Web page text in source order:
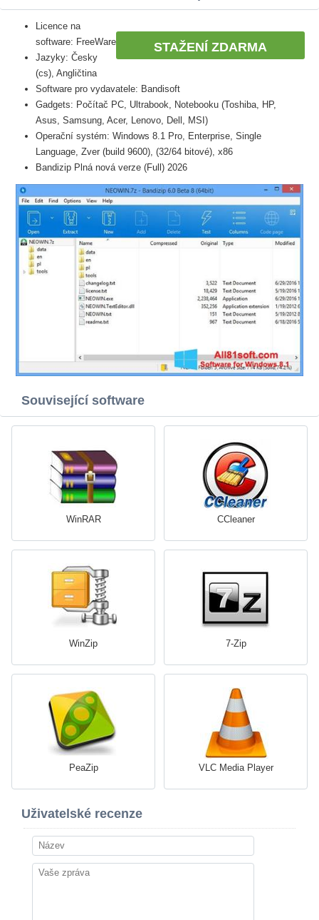
STAŽENÍ ZDARMA
Licence na
software: FreeWare
Jazyky: Česky
(cs), Angličtina
Software pro vydavatele: Bandisoft
Gadgets: Počítač PC, Ultrabook, Notebooku (Toshiba, HP,
Asus, Samsung, Acer, Lenovo, Dell, MSI)
Operační systém: Windows 8.1 Pro, Enterprise, Single
Language, Zver (build 9600), (32/64 bitové), x86
Bandizip Plná nová verze (Full) 2026
Související software
WinRAR CCleaner
WinZip 7-Zip
PeaZip VLC Media Player
Uživatelské recenze